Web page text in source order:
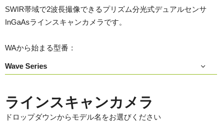
SWIR帯域で2波長撮像できるプリズム分光式デュアルセンサ
InGaAsラインスキャンカメラです。
WAから始まる型番：
Wave Series
ラインスキャンカメラ
ドロップダウンからモデル名をお選びください